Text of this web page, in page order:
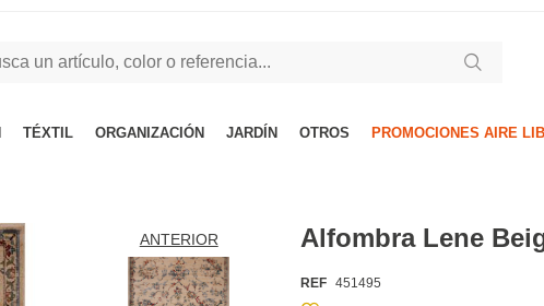
TÉXTIL ORGANIZACIÓN JARDÍN OTROS PROMOCIONES AIRE
ANTERIOR Alfombra Lene
REF 451495